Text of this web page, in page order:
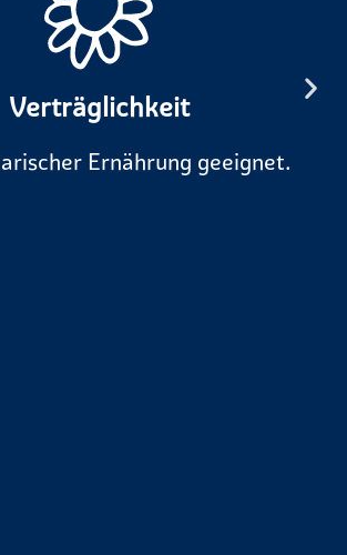
Verträglichkeit
Ernährung geeignet.